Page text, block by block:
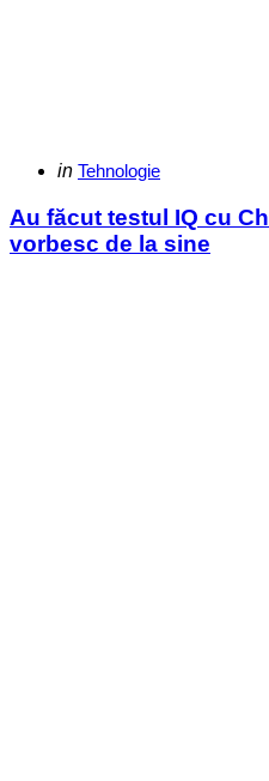
Categories
Posted
in Tehnologie
Au făcut testul IQ cu
vorbesc de la sine